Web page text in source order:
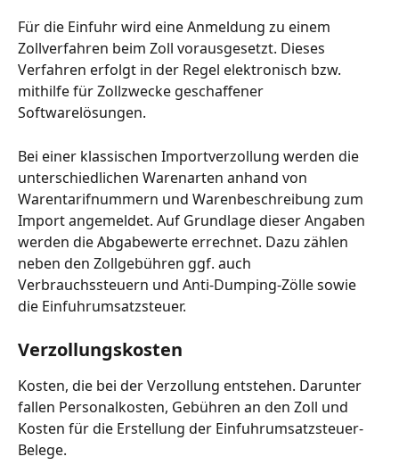
Für die Einfuhr wird eine Anmeldung zu einem
Zollverfahren beim Zoll vorausgesetzt. Dieses
Verfahren erfolgt in der Regel elektronisch bzw.
mithilfe für Zollzwecke geschaffener
Softwarelösungen.
Bei einer klassischen Importverzollung werden die
unterschiedlichen Warenarten anhand von
Warentarifnummern und Warenbeschreibung zum
Import angemeldet. Auf Grundlage dieser Angaben
werden die Abgabewerte errechnet. Dazu zählen
neben den Zollgebühren ggf. auch
Verbrauchssteuern und Anti-Dumping-Zölle sowie
die Einfuhrumsatzsteuer.
Verzollungskosten
Kosten, die bei der Verzollung entstehen. Darunter
fallen Personalkosten, Gebühren an den Zoll und
Kosten für die Erstellung der Einfuhrumsatzsteuer-
Belege.